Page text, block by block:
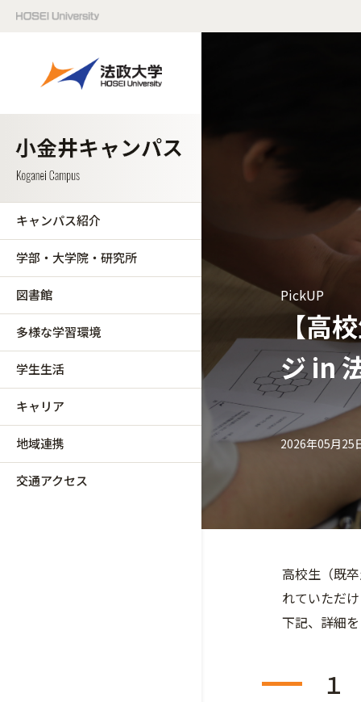
キャンパス紹介
学部・大学院・研究所
図書館
多様な学習環境
学生生活
キャリア
地域連携
交通アクセス
PickUP
【高
ジ in
2026年05月25
高校生（既
れていただ
下記、詳細
１